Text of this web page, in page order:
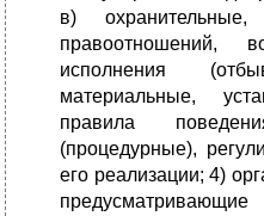
в)
правоотношений,
исполнения
материальные,
правила
(процедурные),
его реализации; 4)